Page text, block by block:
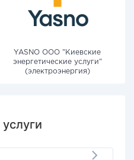
YASNO OOO "Киевские
энергетические услуги"
(электроэнергия)